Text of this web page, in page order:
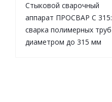
Стыковой сварочный
аппарат ПРОСВАР С 315:
сварка полимерных труб
диаметром до 315 мм